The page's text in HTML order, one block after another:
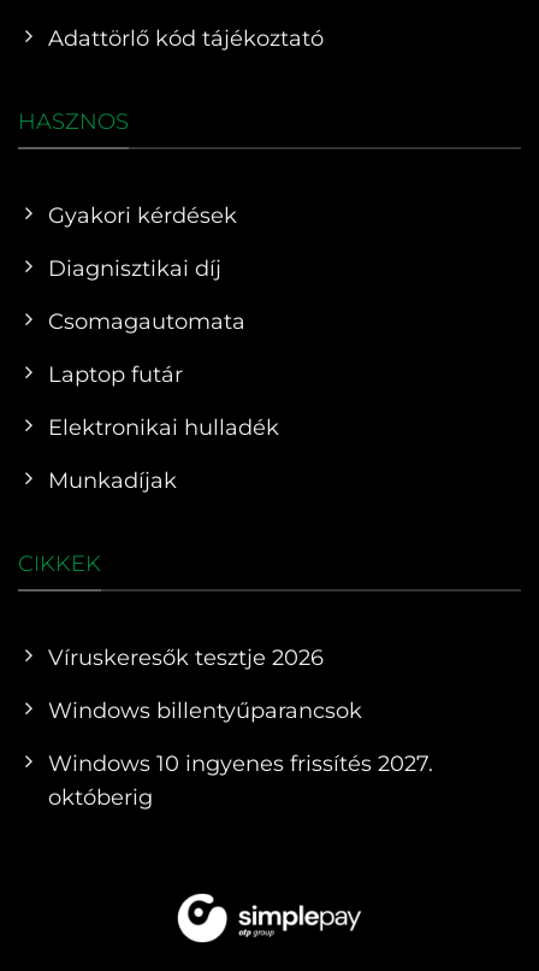
Adattörlő kód tájékoztató
HASZNOS
Gyakori kérdések
Diagnisztikai díj
Csomagautomata
Laptop futár
Elektronikai hulladék
Munkadíjak
CIKKEK
Víruskeresők tesztje 2026
Windows billentyűparancsok
Windows 10 ingyenes frissítés 2027.
októberig